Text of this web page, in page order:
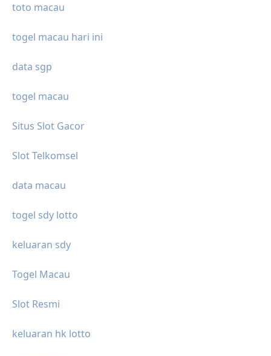
toto macau
togel macau hari ini
data sgp
togel macau
Situs Slot Gacor
Slot Telkomsel
data macau
togel sdy lotto
keluaran sdy
Togel Macau
Slot Resmi
keluaran hk lotto